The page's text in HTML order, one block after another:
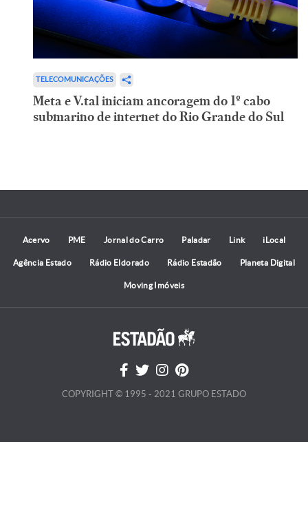
TELECOMUNICAÇÕES
Meta e V.tal iniciam ancoragem do 1º cabo
submarino de internet do Rio Grande do Sul
Acervo PME Jornal do Carro Paladar Link iLocal
Agência Estado Rádio Eldorado Rádio Estadão Planeta Digital
Moving Imóveis
COPYRIGHT © 1995 - 2021 GRUPO ESTADO